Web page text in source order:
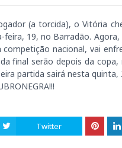
(a torcida), o Vitória
19, no Barradão.
competição nacional, vai
final serão depois da
partida sairá nesta quinta,
Twitter